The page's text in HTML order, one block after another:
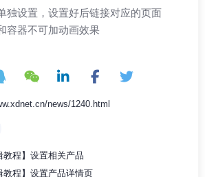
独设置，设置好后链接对应的页面
容器不可加动画效果
news/1240.html
教程】设置相关产品
教程】设置产品详情页